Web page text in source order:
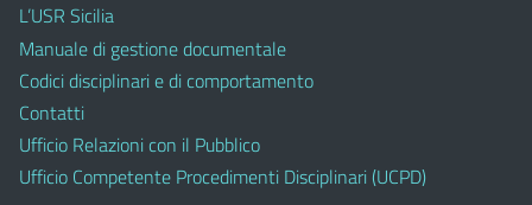
L’USR Sicilia
Manuale di gestione documentale
Codici disciplinari e di comportamento
Contatti
Ufficio Relazioni con il Pubblico
Ufficio Competente Procedimenti Disciplinari (UCPD)